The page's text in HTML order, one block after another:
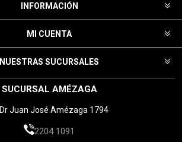
INFORMACIÓN
MI CUENTA
NUESTRAS SUCURSALES
SUCURSAL AMÉZAGA
Dr Juan José Amézaga 1794
2204 1091